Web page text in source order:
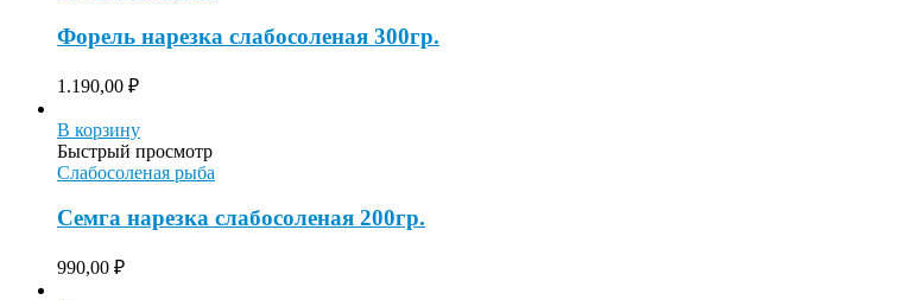
Форель нарезка слабосоленая 300гр.
1.190,00 ₽
В корзину
Быстрый просмотр
Слабосоленая рыба
Семга нарезка слабосоленая 200гр.
990,00 ₽